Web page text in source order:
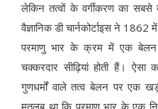
लेकिन तत्वों के वर्गीकरण का सबसे
वैज्ञानिक डी चार्नकोर्टाइस ने
परमाणु भार के क्रम में एक बेलन
चक्करदार सीढ़ियां होती हैं।
गुणधर्मों वाले तत्व बेलन पर एक